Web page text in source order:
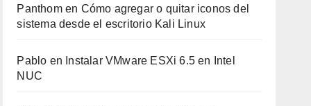
Panthomen Cómo agregar o quitar iconos del
sistema desde el escritorio Kali Linux
Pablo en Instalar VMware ESXi 6.5 en Intel
NUC